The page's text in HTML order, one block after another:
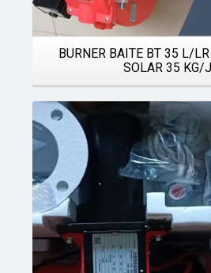
BURNER BAITE BT 35 L/
SOLAR 35 KG/
Details